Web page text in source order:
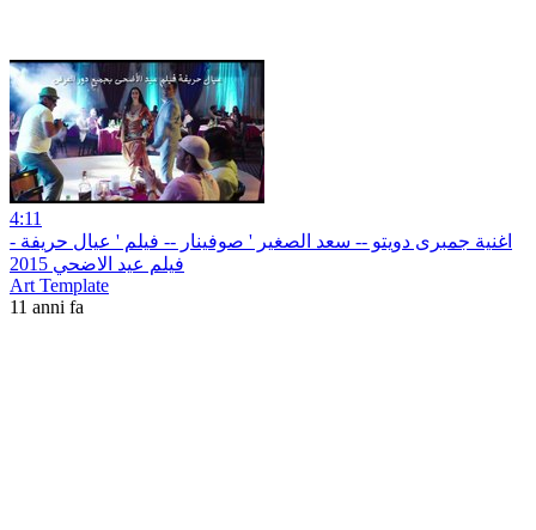
4:11
اغنية جمبرى دويتو -- سعد الصغير ' صوفينار -- فيلم ' عيال حريفة -
فيلم عيد الاضحي 2015
Art Template
11 anni fa